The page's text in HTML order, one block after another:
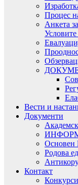
Процес
Анкета
Вести и
Документи
Основен
Родова
Контакт